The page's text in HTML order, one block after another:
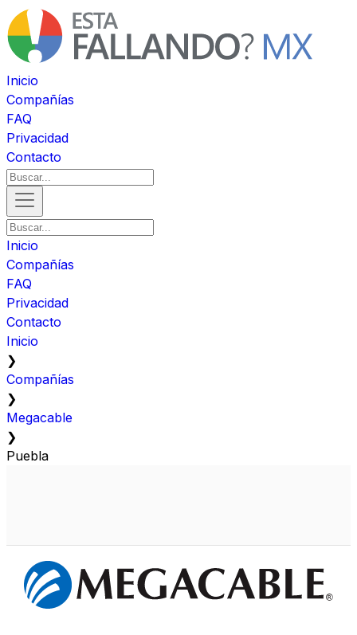
Inicio
Compañías
FAQ
Privacidad
Contacto
Inicio
Compañías
FAQ
Privacidad
Contacto
Inicio
❯
Compañías
❯
Megacable
❯
Puebla